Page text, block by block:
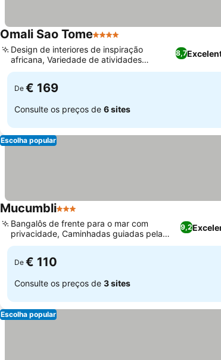
Omali Sao Tome4 Estrelas
8,7
Design de interiores de inspiração
africana, Variedade de atividades
turísticas selecionadas
De € 169
Consulte os preços de 6 sites
Escolha popular
Mucumbli3 Estrelas
9,2
Bangalôs de frente para o mar com
privacidade, Caminhadas guiadas pela
floresta e cachoeiras
De € 110
Consulte os preços de 3 sites
Escolha popular